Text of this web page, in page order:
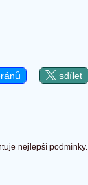
sdílet
nejlepší podmínky.